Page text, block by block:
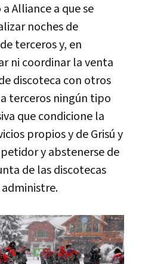
Alliance a que se
noches de
terceros y, en
ni coordinar la venta
discoteca con otros
terceros ningún tipo
que condicione la
propios y de Grisú y
y abstenerse de
de las discotecas